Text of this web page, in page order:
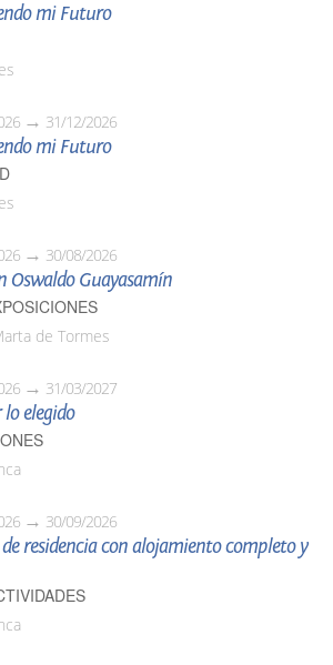
mi Futuro
31/12/2026
mi Futuro
30/08/2026
Oswaldo Guayasamín
de Tormes
31/03/2027
elegido
30/09/2026
de residencia con alojamiento completo y